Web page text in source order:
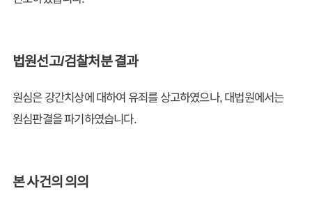
법원선고/검찰처분 결과
원심은 강간치상에 대하여 유죄를 상고하였으나, 대법원에서는
원심판결을 파기하였습니다.
본 사건의 의의